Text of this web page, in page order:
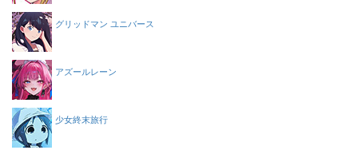
グリッドマン ユニバース
アズールレーン
少女終末旅行